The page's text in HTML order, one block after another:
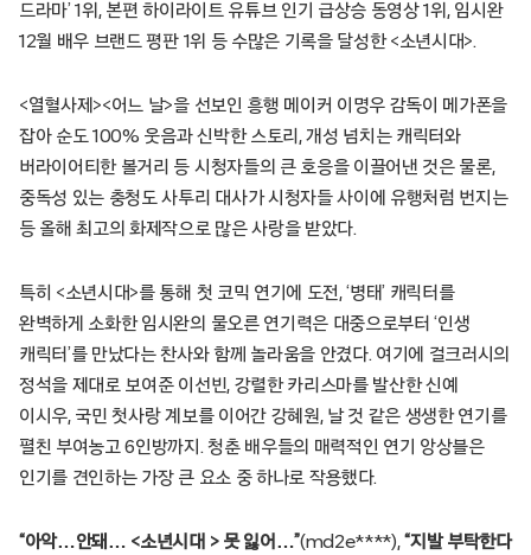
드라마’ 1위, 본편 하이라이트 유튜브 인기 급상승 동영상 1위, 임시완
12월 배우 브랜드 평판 1위 등 수많은 기록을 달성한 <소년시대>.
<열혈사제><어느 날>을 선보인 흥행 메이커 이명우 감독이 메가폰을
잡아 순도 100% 웃음과 신박한 스토리, 개성 넘치는 캐릭터와
버라이어티한 볼거리 등 시청자들의 큰 호응을 이끌어낸 것은 물론,
중독성 있는 충청도 사투리 대사가 시청자들 사이에 유행처럼 번지는
등 올해 최고의 화제작으로 많은 사랑을 받았다.
특히 <소년시대>를 통해 첫 코믹 연기에 도전, ‘병태’ 캐릭터를
완벽하게 소화한 임시완의 물오른 연기력은 대중으로부터 ‘인생
캐릭터’를 만났다는 찬사와 함께 놀라움을 안겼다. 여기에 걸크러시의
정석을 제대로 보여준 이선빈, 강렬한 카리스마를 발산한 신예
이시우, 국민 첫사랑 계보를 이어간 강혜원, 날 것 같은 생생한 연기를
펼친 부여농고 6인방까지. 청춘 배우들의 매력적인 연기 앙상블은
인기를 견인하는 가장 큰 요소 중 하나로 작용했다.
“아악…안돼… <소년시대 > 못 잃어…”(md2e****),“지발 부탁한다